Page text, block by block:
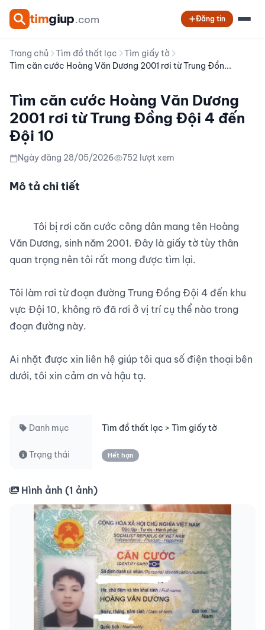
timgiup.com Đăng tin
Trang chủ Tìm đồ thất lạc
Tìm giấy tờ
Tìm căn cước Hoàng Văn Dương 2001 rơi từ Trung Đồn...
Tìm căn cước Hoàng Văn Dương
2001 rơi từ Trung Đồng Đội 4 đến
Đội 10
Ngày đăng 28/05/2026 752 lượt xem
Mô tả chi tiết
Văn Dương, sinh năm 2001. Đây là giấy tờ tùy thân
quan trọng nên tôi rất mong được tìm lại.
Tôi làm rơi từ đoạn đường Trung Đồng Đội 4 đến khu
vực Đội 10, không rõ đã rơi ở vị trí cụ thể nào trong
đoạn đường này.
Ai nhặt được xin liên hệ giúp tôi qua số điện thoại bên
dưới, tôi xin cảm ơn và hậu tạ.
Danh mục Tìm đồ thất lạc > Tìm giấy tờ
Trạng thái Hết hạn
Hình ảnh (1 ảnh)